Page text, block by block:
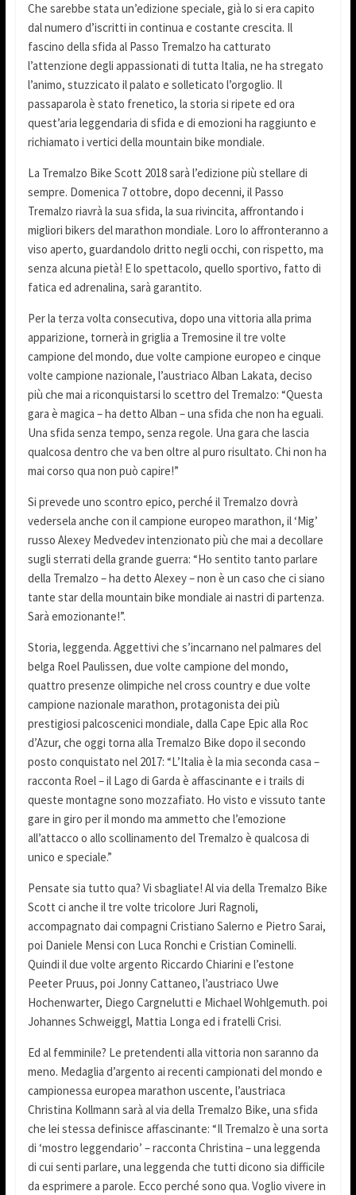
Che sarebbe stata un’edizione speciale, già lo si era capito
dal numero d’iscritti in continua e costante crescita. Il
fascino della sfida al Passo Tremalzo ha catturato
l’attenzione degli appassionati di tutta Italia, ne ha stregato
l’animo, stuzzicato il palato e solleticato l’orgoglio. Il
passaparola è stato frenetico, la storia si ripete ed ora
quest’aria leggendaria di sfida e di emozioni ha raggiunto e
richiamato i vertici della mountain bike mondiale.
La Tremalzo Bike Scott 2018 sarà l’edizione più stellare di
sempre. Domenica 7 ottobre, dopo decenni, il Passo
Tremalzo riavrà la sua sfida, la sua rivincita, affrontando i
migliori bikers del marathon mondiale. Loro lo affronteranno a
viso aperto, guardandolo dritto negli occhi, con rispetto, ma
senza alcuna pietà! E lo spettacolo, quello sportivo, fatto di
fatica ed adrenalina, sarà garantito.
Per la terza volta consecutiva, dopo una vittoria alla prima
apparizione, tornerà in griglia a Tremosine il tre volte
campione del mondo, due volte campione europeo e cinque
volte campione nazionale, l’austriaco Alban Lakata, deciso
più che mai a riconquistarsi lo scettro del Tremalzo: “Questa
gara è magica – ha detto Alban – una sfida che non ha eguali.
Una sfida senza tempo, senza regole. Una gara che lascia
qualcosa dentro che va ben oltre al puro risultato. Chi non ha
mai corso qua non può capire!”
Si prevede uno scontro epico, perché il Tremalzo dovrà
vedersela anche con il campione europeo marathon, il ‘Mig’
russo Alexey Medvedev intenzionato più che mai a decollare
sugli sterrati della grande guerra: “Ho sentito tanto parlare
della Tremalzo – ha detto Alexey – non è un caso che ci siano
tante star della mountain bike mondiale ai nastri di partenza.
Sarà emozionante!”.
Storia, leggenda. Aggettivi che s’incarnano nel palmares del
belga Roel Paulissen, due volte campione del mondo,
quattro presenze olimpiche nel cross country e due volte
campione nazionale marathon, protagonista dei più
prestigiosi palcoscenici mondiale, dalla Cape Epic alla Roc
d’Azur, che oggi torna alla Tremalzo Bike dopo il secondo
posto conquistato nel 2017: “L’Italia è la mia seconda casa –
racconta Roel – il Lago di Garda è affascinante e i trails di
queste montagne sono mozzafiato. Ho visto e vissuto tante
gare in giro per il mondo ma ammetto che l’emozione
all’attacco o allo scollinamento del Tremalzo è qualcosa di
unico e speciale.”
Pensate sia tutto qua? Vi sbagliate! Al via della Tremalzo Bike
Scott ci anche il tre volte tricolore Juri Ragnoli,
accompagnato dai compagni Cristiano Salerno e Pietro Sarai,
poi Daniele Mensi con Luca Ronchi e Cristian Cominelli.
Quindi il due volte argento Riccardo Chiarini e l’estone
Peeter Pruus, poi Jonny Cattaneo, l’austriaco Uwe
Hochenwarter, Diego Cargnelutti e Michael Wohlgemuth. poi
Johannes Schweiggl, Mattia Longa ed i fratelli Crisi.
Ed al femminile? Le pretendenti alla vittoria non saranno da
meno. Medaglia d’argento ai recenti campionati del mondo e
campionessa europea marathon uscente, l’austriaca
Christina Kollmann sarà al via della Tremalzo Bike, una sfida
che lei stessa definisce affascinante: “Il Tremalzo è una sorta
di ‘mostro leggendario’ – racconta Christina – una leggenda
di cui senti parlare, una leggenda che tutti dicono sia difficile
da esprimere a parole. Ecco perché sono qua. Voglio vivere in